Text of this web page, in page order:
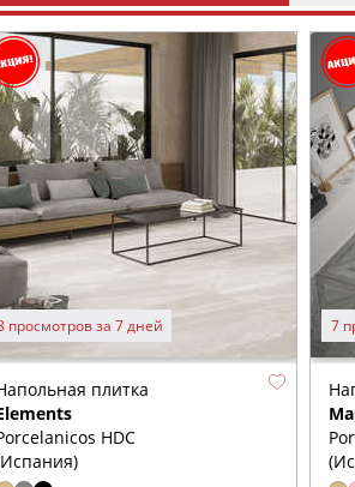
просмотров за 7 дней
плитка
HDC
7